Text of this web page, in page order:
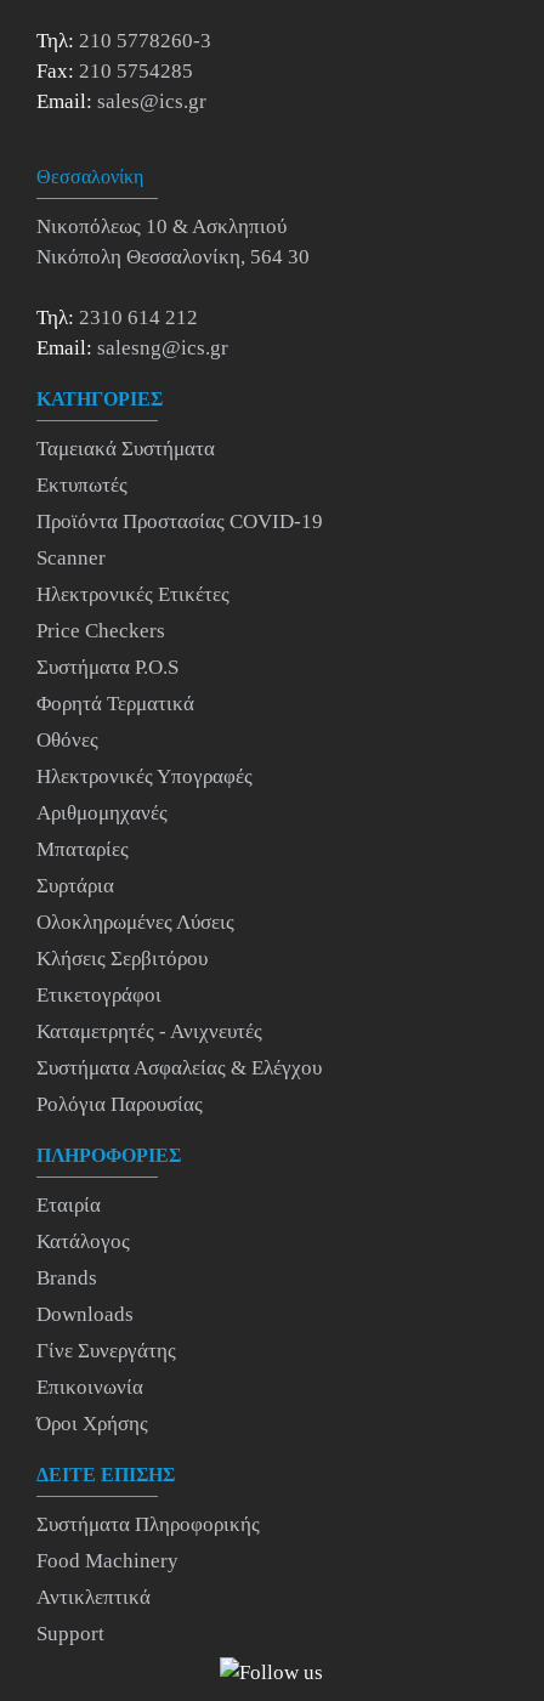
Τηλ: 210 5778260-3
Fax: 210 5754285
Email: sales@ics.gr
Θεσσαλονίκη
Νικοπόλεως 10 & Ασκληπιού
Νικόπολη Θεσσαλονίκη, 564 30
Τηλ: 2310 614 212
Email: salesng@ics.gr
ΚΑΤΗΓΟΡΙΕΣ
Ταμειακά Συστήματα
Εκτυπωτές
Προϊόντα Προστασίας COVID-19
Scanner
Ηλεκτρονικές Ετικέτες
Price Checkers
Συστήματα P.O.S
Φορητά Τερματικά
Οθόνες
Ηλεκτρονικές Υπογραφές
Αριθμομηχανές
Μπαταρίες
Συρτάρια
Ολοκληρωμένες Λύσεις
Κλήσεις Σερβιτόρου
Ετικετογράφοι
Καταμετρητές - Ανιχνευτές
Συστήματα Ασφαλείας & Ελέγχου
Ρολόγια Παρουσίας
ΠΛΗΡΟΦΟΡΙΕΣ
Εταιρία
Κατάλογος
Brands
Downloads
Γίνε Συνεργάτης
Επικοινωνία
Όροι Χρήσης
ΔΕΙΤΕ ΕΠΙΣΗΣ
Συστήματα Πληροφορικής
Food Machinery
Αντικλεπτικά
Support